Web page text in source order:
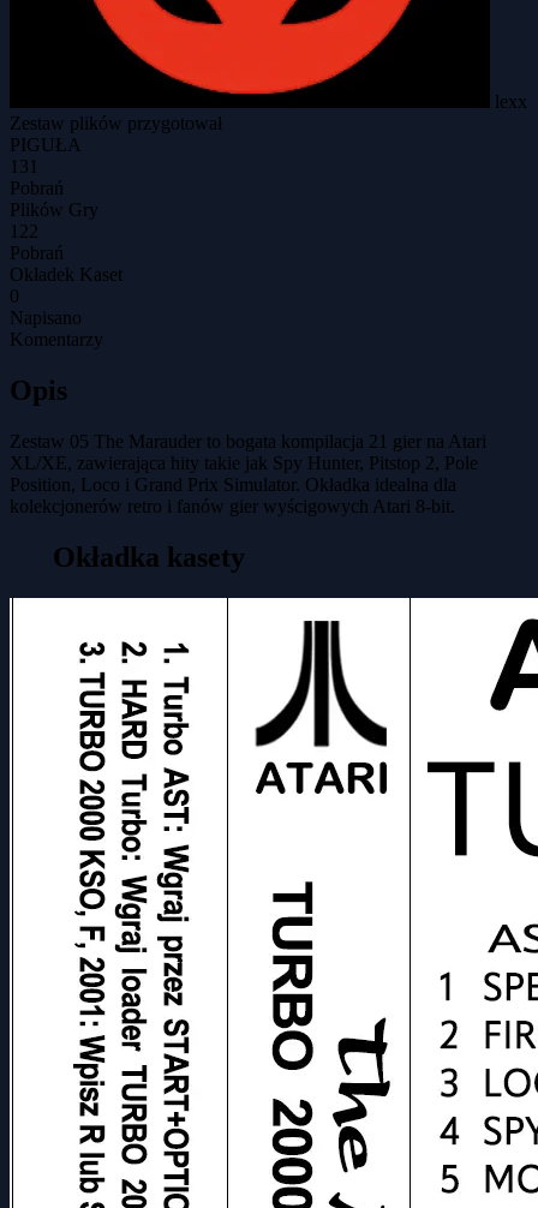
lexx
Zestaw plików przygotował
PIGUŁA
131
Pobrań
Plików Gry
122
Pobrań
Okładek Kaset
0
Napisano
Komentarzy
Opis
Zestaw 05 The Marauder to bogata kompilacja 21 gier na Atari
XL/XE, zawierająca hity takie jak Spy Hunter, Pitstop 2, Pole
Position, Loco i Grand Prix Simulator. Okładka idealna dla
kolekcjonerów retro i fanów gier wyścigowych Atari 8-bit.
Okładka kasety